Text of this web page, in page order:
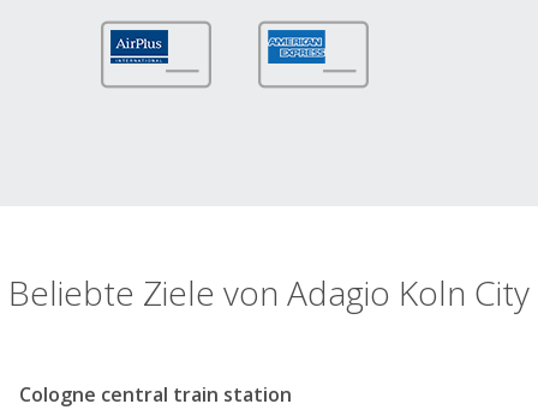
Beliebte Ziele von Adagio Koln City
Cologne central train station